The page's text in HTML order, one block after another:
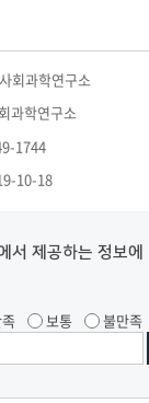
회과학연구소
과학연구소
1744
10-18
서 제공하는 정보에
보통 불만족